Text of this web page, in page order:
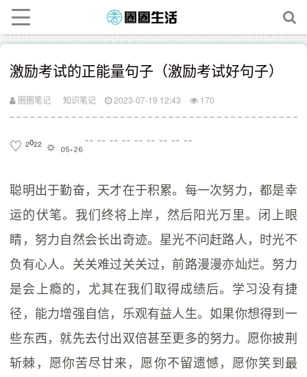
激励考试的正能量句子（激励考试好句子）
圈圈笔记 知识笔记 2023-07-19 12:43 170
♡ ²⁰²² ☼ ₀₅.₂₆﹊﹊﹊﹊﹊﹊﹊﹊﹊
聪明出于勤奋，天才在于积累。每一次努力，都是幸
运的伏笔。我们终将上岸，然后阳光万里。闭上眼
睛，努力自然会长出奇迹。星光不问赶路人，时光不
负有心人。关关难过关关过，前路漫漫亦灿烂。努力
是会上瘾的，尤其在我们取得成绩后。学习没有捷
径，能力增强自信，乐观有益人生。如果你想得到一
些东西，就先去付出双倍甚至更多的努力。愿你披荆
斩棘，愿你苦尽甘来，愿你不留遗憾，愿你笑到最